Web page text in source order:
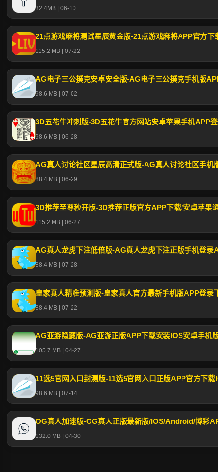
32.4MB | 06-10
21点游戏麻将测试星辰黄金版-21点游戏麻将APP官方
115.2 MB | 07-22
AG电子三公撲克安卓安全版-AG电子三公撲克手机版
98.6 MB | 07-02
3D五花牛冲刺版-3D五花牛官方网站安卓苹果手机APP
98.6 MB | 06-28
88.4 MB | 06-29
3D推荐至尊秒开版-3D推荐正版官方APP下载/安卓苹果
115.2 MB | 06-27
AG真人龙虎下注低倍版-AG真人龙虎下注正版手机登录
88.4 MB | 07-28
皇家真人精准预测版-皇家真人官方最新手机版APP登录
88.4 MB | 07-22
AG亚游隐藏版-AG亚游正版APP下载安装IOS安卓手机
105.7 MB | 04-27
11选5官网入口封测版-11选5官网入口正版APP官方下
98.6 MB | 07-14
OG真人加速版-OG真人正版最新版/IOS/Android/博彩
132.0 MB | 04-30